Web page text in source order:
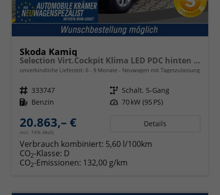
Skoda Kamiq
Selection Virt.Cockpit Klima LED PDC hinten Sitzheizung
unverbindliche Lieferzeit: 6 - 9 Monate Neuwagen mit Tageszulassung
Fahrzeugnr. 333747 Getriebe Schalt. 5-Gang
Kraftstoff Benzin Leistung 70 kW (95 PS)
20.863,– €
incl. 19% MwSt.
Details
Verbrauch kombiniert: 5,60 l/100km
CO2-Klasse: D
CO2-Emissionen: 132,00 g/km